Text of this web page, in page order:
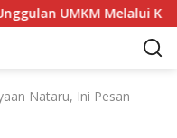
UMKM Melalui Kajian
Nataru, Ini Pesan